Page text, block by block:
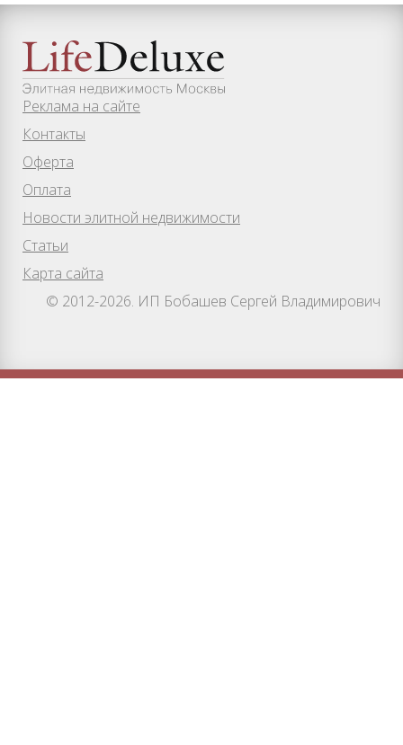
Реклама на сайте
Контакты
Оферта
Оплата
Новости элитной недвижимости
Статьи
Карта сайта
© 2012-2026. ИП Бобашев Сергей Владимирович